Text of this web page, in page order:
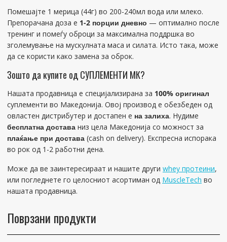
Помешајте 1 мерица (44г) во 200-240мл вода или млеко.
Препорачана доза е 1-2 порции дневно — оптимално после
тренинг и помеѓу оброци за максимална поддршка во
зголемување на мускулната маса и силата. Исто така, може
да се користи како замена за оброк.
Зошто да купите од СУПЛЕМЕНТИ МК?
Нашата продавница е специјализирана за 100% оригинал
суплементи во Македонија. Овој производ е обезбеден од
овластен дистрибутер и достапен е на залиха. Нудиме
бесплатна доставаниз цела Македонија со можност за
плаќање при достава(cash on delivery). Експресна испорака
во рок од 1-2 работни дена.
Може да ве заинтересираат и нашите други whey протеини,
или погледнете го целосниот асортиман од MuscleTech во
нашата продавница.
Поврзани продукти